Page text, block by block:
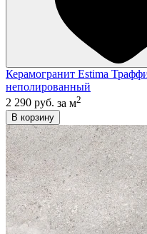
Керамогранит Estima
неполированный
2 290 руб. за м2
В корзину